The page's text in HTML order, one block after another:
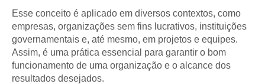
Esse conceito é aplicado em diversos contextos, como
empresas, organizações sem fins lucrativos, instituições
governamentais e, até mesmo, em projetos e equipes.
Assim, é uma prática essencial para garantir o bom
funcionamento de uma organização e o alcance dos
resultados desejados.